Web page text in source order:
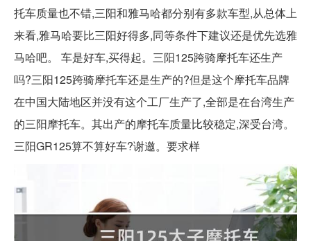
托车质量也不错,三阳和雅马哈都分别有多款车型,从总体上
来看,雅马哈要比三阳好得多,同等条件下建议还是优先选雅
马哈吧。 车是好车,买得起。三阳125跨骑摩托车还生产
吗?三阳125跨骑摩托车还是生产的?但是这个摩托车品牌
在中国大陆地区并没有这个工厂生产了,全部是在台湾生产
的三阳摩托车。其出产的摩托车质量比较稳定,深受台湾。
三阳GR125算不算好车?谢邀。要求样